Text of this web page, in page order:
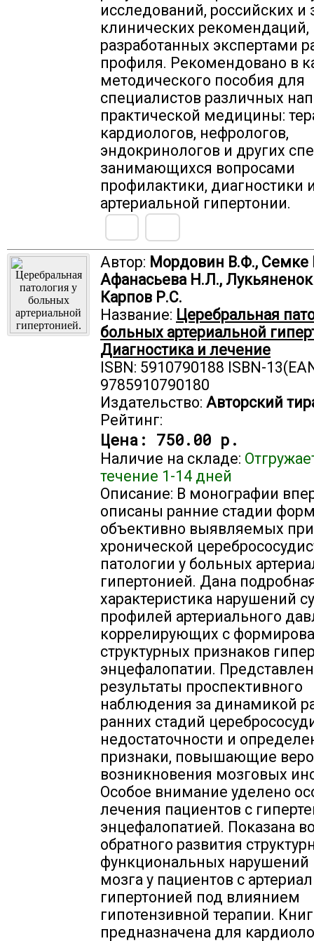
исследований, российских и
клинических рекомендаций,
разработанных экспертами
профиля. Рекомендовано в
методического пособия для
специалистов различных
практической медицины:
кардиологов, нефрологов,
эндокринологов и других
занимающихся вопросами
профилактики, диагностики
артериальной гипертонии.
Автор: Мордовин В.Ф., Семке
Афанасьева Н.Л.,
Карпов Р.С.
Название: Церебральная
больных артериальной
Диагностика и лечение
ISBN: 5910790188 ISBN-
9785910790180
Издательство: Авторский
Рейтинг:
Цена: 750.00 р.
Наличие на складе:
течение 1-14 дней
Описание: В монографии
описаны ранние стадии
объективно выявляемых
хронической
патологии у больных
гипертонией. Дана
характеристика нарушений
профилей артериального
коррелирующих с
структурных признаков
энцефалопатии.
результаты проспективного
наблюдения за динамикой
ранних стадий
недостаточности и
признаки, повышающие
возникновения мозговых
Особое внимание уделено
лечения пациентов с
энцефалопатией. Показана
обратного развития
функциональных нарушений
мозга у пациентов с
гипертонией под влиянием
гипотензивной терапии.
предназначена для